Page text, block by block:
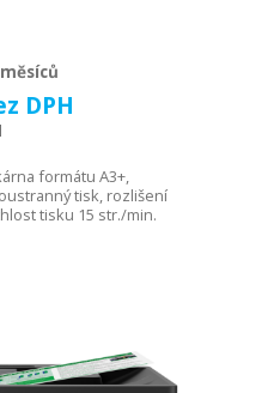
DPH
formátu A3+,
tisk, rozlišení
tisku 15 str./min.